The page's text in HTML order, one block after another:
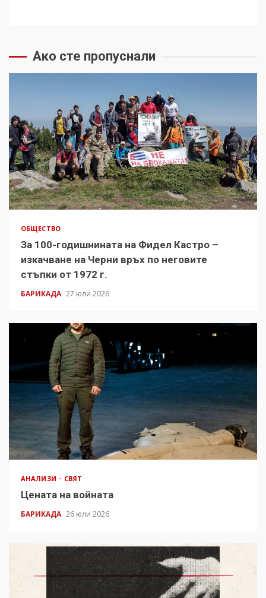
Ако сте пропуснали
ОБЩЕСТВО
За 100-годишнината на Фидел Кастро –
изкачване на Черни връх по неговите
стъпки от 1972 г.
БАРИКАДА 27 юли 2026
АНАЛИЗИ СВЯТ
Цената на войната
БАРИКАДА 26 юли 2026